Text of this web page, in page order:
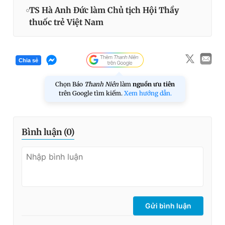
TS Hà Anh Đức làm Chủ tịch Hội Thầy
thuốc trẻ Việt Nam
Chia sẻ
Chọn Báo Thanh Niên làm nguồn ưu tiên
trên Google tìm kiếm. Xem hướng dẫn.
Bình luận (0)
Gửi bình luận